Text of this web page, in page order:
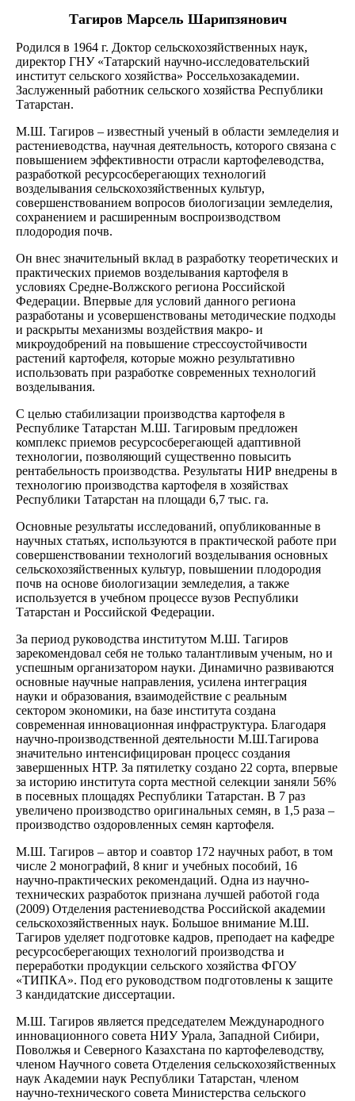
Тагиров Марсель Шарипзянович
Родился в 1964 г. Доктор сельскохозяйственных наук,
директор ГНУ «Татарский научно-исследовательский
институт сельского хозяйства» Россельхозакадемии.
Заслуженный работник сельского хозяйства Республики
Татарстан.
М.Ш. Тагиров – известный ученый в области земледелия и
растениеводства, научная деятельность, которого связана с
повышением эффективности отрасли картофелеводства,
разработкой ресурсосберегающих технологий
возделывания сельскохозяйственных культур,
совершенствованием вопросов биологизации земледелия,
сохранением и расширенным воспроизводством
плодородия почв.
Он внес значительный вклад в разработку теоретических и
практических приемов возделывания картофеля в
условиях Средне-Волжского региона Российской
Федерации. Впервые для условий данного региона
разработаны и усовершенствованы методические подходы
и раскрыты механизмы воздействия макро- и
микроудобрений на повышение стрессоустойчивости
растений картофеля, которые можно результативно
использовать при разработке современных технологий
возделывания.
С целью стабилизации производства картофеля в
Республике Татарстан М.Ш. Тагировым предложен
комплекс приемов ресурсосберегающей адаптивной
технологии, позволяющий существенно повысить
рентабельность производства. Результаты НИР внедрены в
технологию производства картофеля в хозяйствах
Республики Татарстан на площади 6,7 тыс. га.
Основные результаты исследований, опубликованные в
научных статьях, используются в практической работе при
совершенствовании технологий возделывания основных
сельскохозяйственных культур, повышении плодородия
почв на основе биологизации земледелия, а также
используется в учебном процессе вузов Республики
Татарстан и Российской Федерации.
За период руководства институтом М.Ш. Тагиров
зарекомендовал себя не только талантливым ученым, но и
успешным организатором науки. Динамично развиваются
основные научные направления, усилена интеграция
науки и образования, взаимодействие с реальным
сектором экономики, на базе института создана
современная инновационная инфраструктура. Благодаря
научно-производственной деятельности М.Ш.Тагирова
значительно интенсифицирован процесс создания
завершенных НТР. За пятилетку создано 22 сорта, впервые
за историю института сорта местной селекции заняли 56%
в посевных площадях Республики Татарстан. В 7 раз
увеличено производство оригинальных семян, в 1,5 раза –
производство оздоровленных семян картофеля.
М.Ш. Тагиров – автор и соавтор 172 научных работ, в том
числе 2 монографий, 8 книг и учебных пособий, 16
научно-практических рекомендаций. Одна из научно-
технических разработок признана лучшей работой года
(2009) Отделения растениеводства Российской академии
сельскохозяйственных наук. Большое внимание М.Ш.
Тагиров уделяет подготовке кадров, преподает на кафедре
ресурсосберегающих технологий производства и
переработки продукции сельского хозяйства ФГОУ
«ТИПКА». Под его руководством подготовлены к защите
3 кандидатские диссертации.
М.Ш. Тагиров является председателем Международного
инновационного совета НИУ Урала, Западной Сибири,
Поволжья и Северного Казахстана по картофелеводству,
членом Научного совета Отделения сельскохозяйственных
наук Академии наук Республики Татарстан, членом
научно-технического совета Министерства сельского